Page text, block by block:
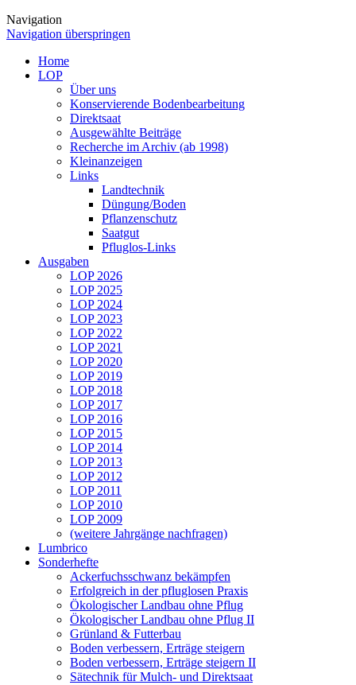
Navigation
Navigation überspringen
Home
LOP
Über uns
Konservierende Bodenbearbeitung
Direktsaat
Ausgewählte Beiträge
Recherche im Archiv (ab 1998)
Kleinanzeigen
Links
Landtechnik
Düngung/Boden
Pflanzenschutz
Saatgut
Pfluglos-Links
Ausgaben
LOP 2026
LOP 2025
LOP 2024
LOP 2023
LOP 2022
LOP 2021
LOP 2020
LOP 2019
LOP 2018
LOP 2017
LOP 2016
LOP 2015
LOP 2014
LOP 2013
LOP 2012
LOP 2011
LOP 2010
LOP 2009
(weitere Jahrgänge nachfragen)
Lumbrico
Sonderhefte
Ackerfuchsschwanz bekämpfen
Erfolgreich in der pfluglosen Praxis
Ökologischer Landbau ohne Pflug
Ökologischer Landbau ohne Pflug II
Grünland & Futterbau
Boden verbessern, Erträge steigern
Boden verbessern, Erträge steigern II
Sätechnik für Mulch- und Direktsaat